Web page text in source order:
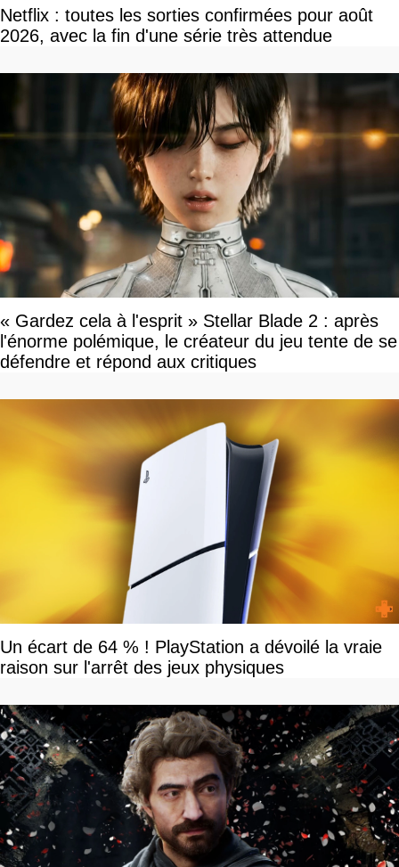
Netflix : toutes les sorties confirmées pour août
2026, avec la fin d'une série très attendue
« Gardez cela à l'esprit » Stellar Blade 2 : après
l'énorme polémique, le créateur du jeu tente de se
défendre et répond aux critiques
Un écart de 64 % ! PlayStation a dévoilé la vraie
raison sur l'arrêt des jeux physiques